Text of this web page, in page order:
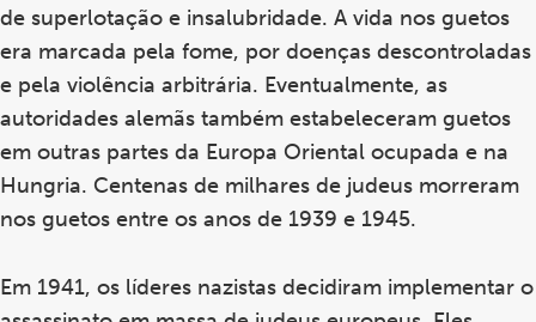
de superlotação e insalubridade. A vida nos guetos
era marcada pela fome, por doenças descontroladas
e pela violência arbitrária. Eventualmente, as
autoridades alemãs também estabeleceram guetos
em outras partes da Europa Oriental ocupada e na
Hungria. Centenas de milhares de judeus morreram
nos guetos entre os anos de 1939 e 1945.
Em 1941, os líderes nazistas decidiram implementar o